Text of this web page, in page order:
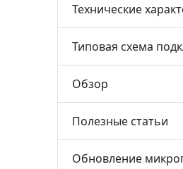
Технические
Типовая схема
Обзор
Полезные статьи
Обновление